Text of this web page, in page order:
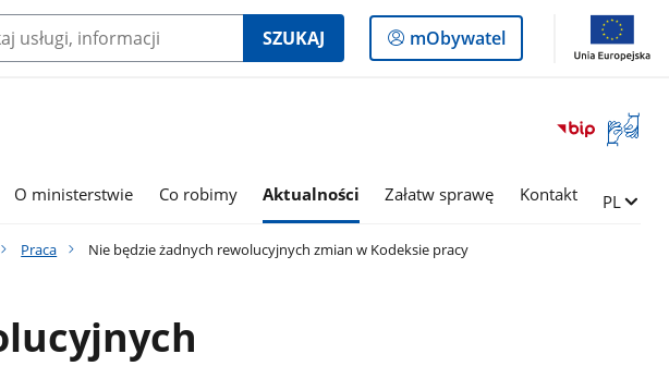
SZUKAJ
Logowanie
do
mObywatel
Otwórz
okno
języka
O ministerstwie Co robimy Aktualności Załatw sprawę Kontakt Zmień
PL
Praca Nie będzie żadnych rewolucyjnych zmian w Kodeksie pracy